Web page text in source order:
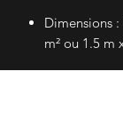
Dimensions :
m² ou 1.5 m